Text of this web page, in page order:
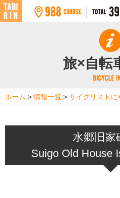
旅×自転
ホーム >情報一覧 > サイクリストに
水郷旧家
Suigo Old House